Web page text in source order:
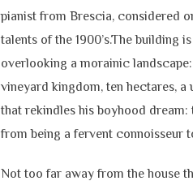
pianist from Brescia, considered
talents of the 1900’s.The building
overlooking a morainic
vineyard kingdom, ten hectares, a
that rekindles his boyhood
from being a fervent connoisseur
Not too far away from the house